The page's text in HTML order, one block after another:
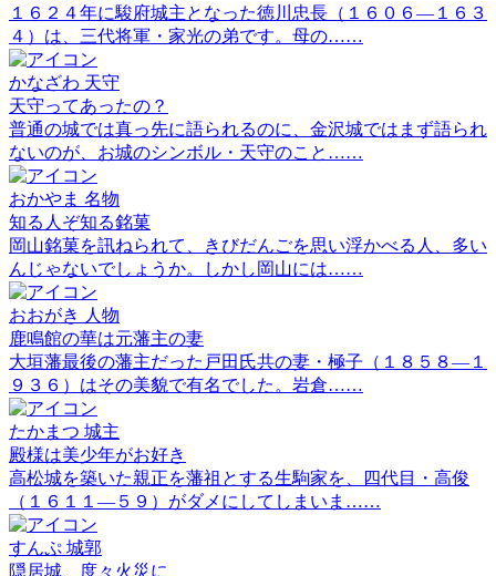
１６２４年に駿府城主となった徳川忠長（１６０６―１６３
４）は、三代将軍・家光の弟です。母の……
かなざわ 天守
天守ってあったの？
普通の城では真っ先に語られるのに、金沢城ではまず語られ
ないのが、お城のシンボル・天守のこと……
おかやま 名物
知る人ぞ知る銘菓
岡山銘菓を訊ねられて、きびだんごを思い浮かべる人、多い
んじゃないでしょうか。しかし岡山には……
おおがき 人物
鹿鳴館の華は元藩主の妻
大垣藩最後の藩主だった戸田氏共の妻・極子（１８５８―１
９３６）はその美貌で有名でした。岩倉……
たかまつ 城主
殿様は美少年がお好き
高松城を築いた親正を藩祖とする生駒家を、四代目・高俊
（１６１１―５９）がダメにしてしまいま……
すんぷ 城郭
隠居城、度々火災に